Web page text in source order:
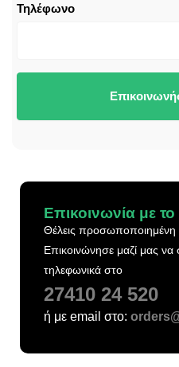
Τηλέφωνο
Επικοινωνία με
Θέλεις προσωποποιημένη
Επικοινώνησε μαζί μας
τηλεφωνικά στο
27410 24 520
ή με email στο: